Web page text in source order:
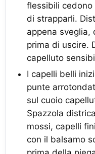
flessibili cedono
di strapparli.
appena sveglia,
prima di uscire.
capelluto
I capelli belli
punte
sul cuoio
Spazzola
mossi, capelli
con il balsamo